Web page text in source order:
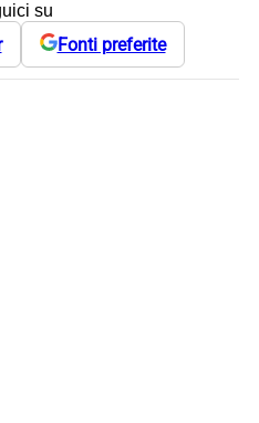
su
Fonti preferite